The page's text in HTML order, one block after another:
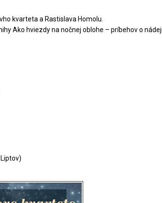
kvarteta a Rastislava Homolu.
Ako hviezdy na nočnej oblohe – príbehov o